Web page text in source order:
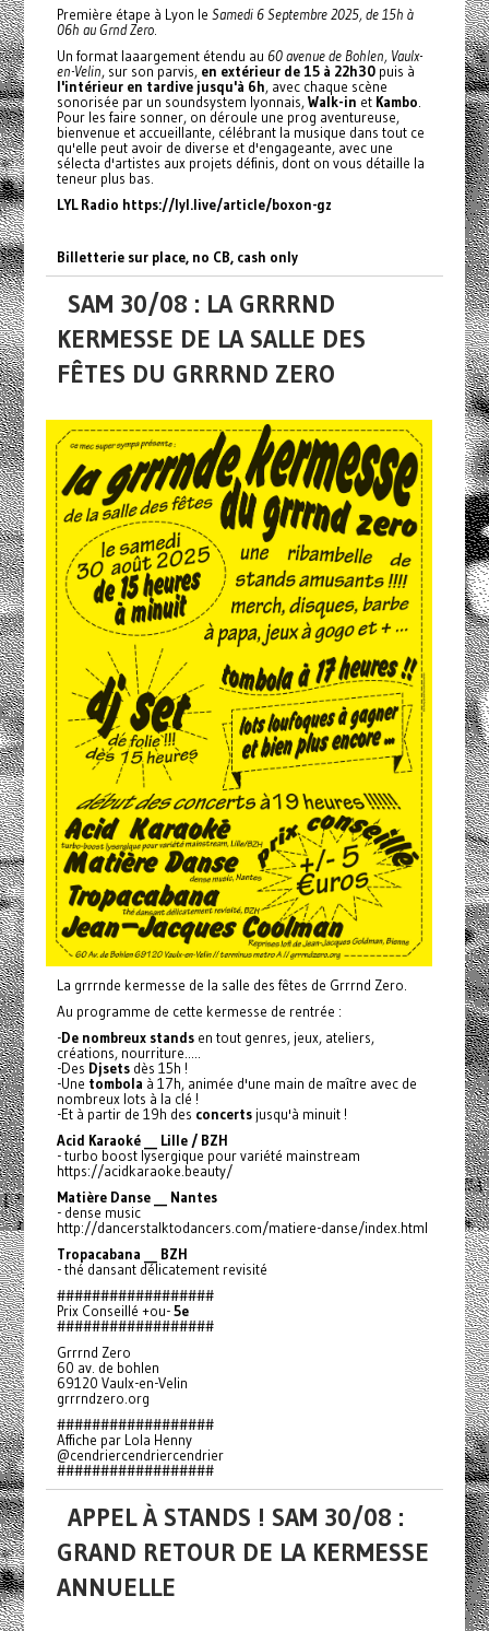
Première étape à Lyon le Samedi 6 Septembre 2025, de 15h à
06h au Grnd Zero.
Un format laaargement étendu au 60 avenue de Bohlen, Vaulx-
en-Velin, sur son parvis, en extérieur de 15 à 22h30puis à
l'intérieur en tardive jusqu'à 6h, avec chaque scène
sonorisée par un soundsystem lyonnais,Walk-in et Kambo
Pour les faire sonner, on déroule une prog aventureuse,
bienvenue et accueillante, célébrant la musique dans tout ce
qu'elle peut avoir de diverse et d'engageante, avec une
sélecta d'artistes aux projets définis, dont on vous détaille la
teneur plus bas.
LYL Radio https://lyl.live/article/boxon-gz
Billetterie sur place, no CB, cash only
SAM 30/08 : LA GRRRND
KERMESSE DE LA SALLE DES
FÊTES DU GRRRND ZERO
La grrrnde kermesse de la salle des fêtes de Grrrnd Zero.
Au programme de cette kermesse de rentrée :
-De nombreux standsen tout genres, jeux, ateliers,
créations, nourriture.....
-Des Djsetsdès 15h !
-Une tombola à 17h, animée d'une main de maître avec de
nombreux lots à la clé !
-Et à partir de 19h des concertsjusqu'à minuit !
Acid Karaoké __ Lille / BZH
- turbo boost lysergique pour variété mainstream
https://acidkaraoke.beauty/
Matière Danse __ Nantes
- dense music
http://dancerstalktodancers.com/matiere-danse/index.html
Tropacabana __ BZH
- thé dansant délicatement revisité
##################
Prix Conseillé +ou-5e
##################
Grrrnd Zero
60 av. de bohlen
69120 Vaulx-en-Velin
grrrndzero.org
##################
Affiche par Lola Henny
@cendriercendriercendrier
##################
APPEL À STANDS ! SAM 30/08 :
GRAND RETOUR DE LA KERMESSE
ANNUELLE